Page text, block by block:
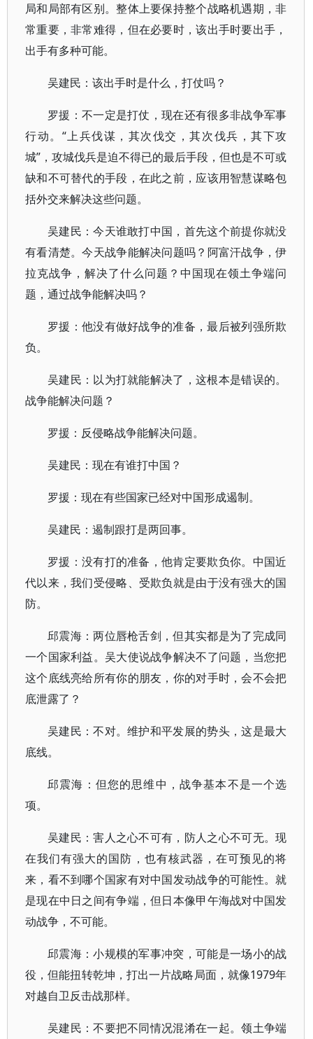
局和局部有区别。整体上要保持整个战略机遇期，非
常重要，非常难得，但在必要时，该出手时要出手，
出手有多种可能。
吴建民：该出手时是什么，打仗吗？
罗援：不一定是打仗，现在还有很多非战争军事
行动。“上兵伐谋，其次伐交，其次伐兵，其下攻
城”，攻城伐兵是迫不得已的最后手段，但也是不可或
缺和不可替代的手段，在此之前，应该用智慧谋略包
括外交来解决这些问题。
吴建民：今天谁敢打中国，首先这个前提你就没
有看清楚。今天战争能解决问题吗？阿富汗战争，伊
拉克战争，解决了什么问题？中国现在领土争端问
题，通过战争能解决吗？
罗援：他没有做好战争的准备，最后被列强所欺
负。
吴建民：以为打就能解决了，这根本是错误的。
战争能解决问题？
罗援：反侵略战争能解决问题。
吴建民：现在有谁打中国？
罗援：现在有些国家已经对中国形成遏制。
吴建民：遏制跟打是两回事。
罗援：没有打的准备，他肯定要欺负你。中国近
代以来，我们受侵略、受欺负就是由于没有强大的国
防。
邱震海：两位唇枪舌剑，但其实都是为了完成同
一个国家利益。吴大使说战争解决不了问题，当您把
这个底线亮给所有你的朋友，你的对手时，会不会把
底泄露了？
吴建民：不对。维护和平发展的势头，这是最大
底线。
邱震海：但您的思维中，战争基本不是一个选
项。
吴建民：害人之心不可有，防人之心不可无。现
在我们有强大的国防，也有核武器，在可预见的将
来，看不到哪个国家有对中国发动战争的可能性。就
是现在中日之间有争端，但日本像甲午海战对中国发
动战争，不可能。
邱震海：小规模的军事冲突，可能是一场小的战
役，但能扭转乾坤，打出一片战略局面，就像1979年
对越自卫反击战那样。
吴建民：不要把不同情况混淆在一起。领土争端